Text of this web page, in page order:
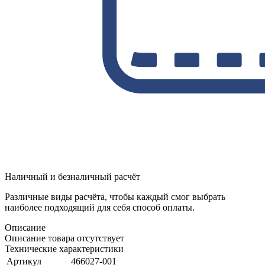
Наличный и безналичный расчёт
Различные виды расчёта, чтобы каждый смог выбрать
наиболее подходящий для себя способ оплаты.
Описание
Описание товара отсутствует
Технические характеристики
Артикул
466027-001